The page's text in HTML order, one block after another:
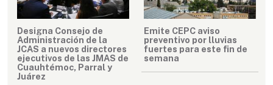
Designa Consejo de
Administración de la
JCAS a nuevos directores
ejecutivos de las JMAS de
Cuauhtémoc, Parral y
Juárez
Emite CEPC aviso
preventivo por lluvias
fuertes para este fin de
semana